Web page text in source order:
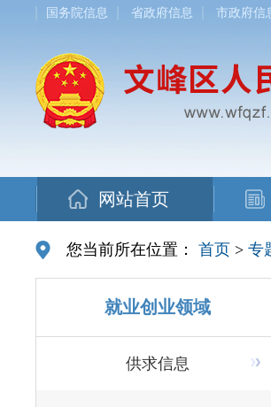
国务院信息 省政府信息 市政府信
网站首页
您当前所在位置： 首页 > 专
就业创业领域
供求信息